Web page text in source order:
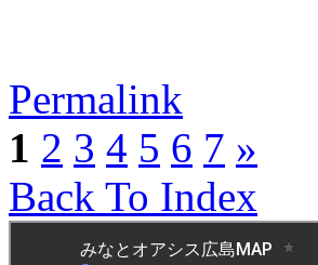
Permalink
1 2 3 4 5 6 7 »
Back To Index